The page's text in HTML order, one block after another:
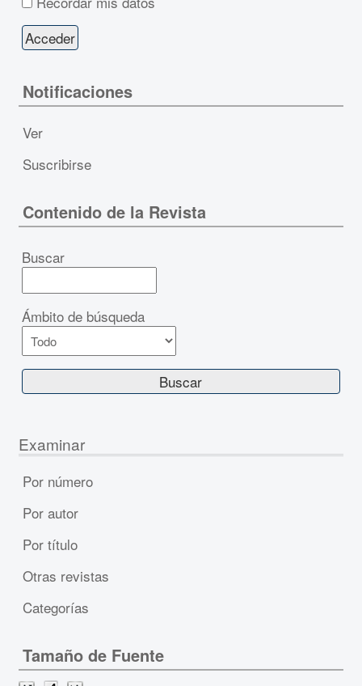
Notificaciones
Ver
Suscribirse
Contenido de la Revista
Buscar
Ámbito de búsqueda
Examinar
Por número
Por autor
Por título
Otras revistas
Categorías
Tamaño de Fuente